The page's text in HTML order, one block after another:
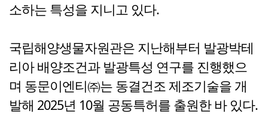
소하는 특성을 지니고 있다.
국립해양생물자원관은 지난해부터 발광박테
리아 배양조건과 발광특성 연구를 진행했으
며 동문이엔티㈜는 동결건조 제조기술을 개
발해 2025년 10월 공동특허를 출원한 바 있다.